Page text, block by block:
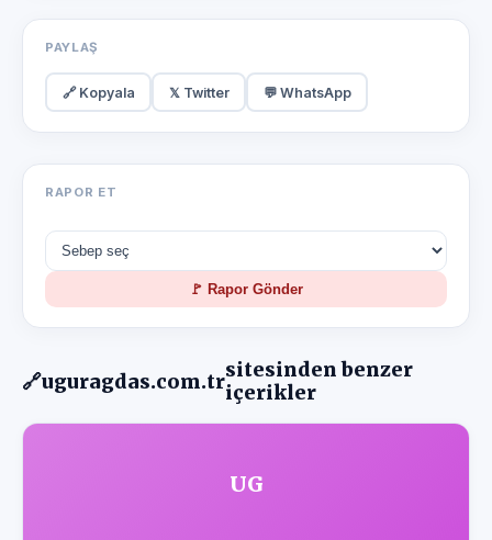
PAYLAŞ
🔗 Kopyala 𝕏 Twitter 💬 WhatsApp
RAPOR ET
🚩 Rapor Gönder
🔗uguragdas.com.trsitesinden benzer
içerikler
UG